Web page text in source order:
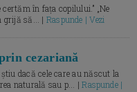
în fața copilului.” „Ne
grijă să... | Raspunde | Vezi
cezariană
dacă cele care au născut la
naturală sau p... |Raspunde |